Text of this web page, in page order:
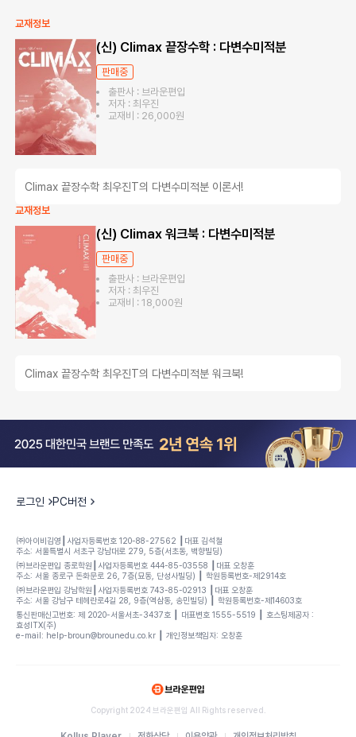
교재정보
(신) Climax 끝장수학 : 다변수미적분
판매중
출판사 : 브라운편입
저자 : 최우진
교재비 : 26,000원
Climax 끝장수학 최우진T의 다변수미적분 이론서!
교재정보
(신) Climax 워크북 : 다변수미적분
판매중
출판사 : 브라운편입
저자 : 최우진
교재비 : 18,000원
Climax 끝장수학 최우진T의 다변수미적분 워크북!
로그인 PC버전
㈜아이비김영┃사업자등록번호 120-88-27562 ┃대표 김석철
주소: 서울특별시 서초구 강남대로 279, 5층(서초동, 백향빌딩)
㈜브라운편입 종로학원┃사업자등록번호 444-85-03558 ┃대표 오창훈
주소: 서울 종로구 돈화문로 26, 7층(묘동, 단성사빌딩) ┃ 학원등록번호-제2914호
㈜브라운편입 강남학원┃사업자등록번호 743-85-02913 ┃대표 오창훈
주소: 서울 강남구 테헤란로4길 28, 9층(역삼동, 송민빌딩) ┃ 학원등록번호-제14603호
통신판매신고번호: 제 2020-서울서초-3437호 ┃ 대표변호 1555-5519 ┃ 호스팅제공자 :
효성ITX(주)
e-mail: help-broun@brounedu.co.kr ┃ 개인정보책임자: 오창훈
Copyright 2024 브라운편입 All Rights reserved.